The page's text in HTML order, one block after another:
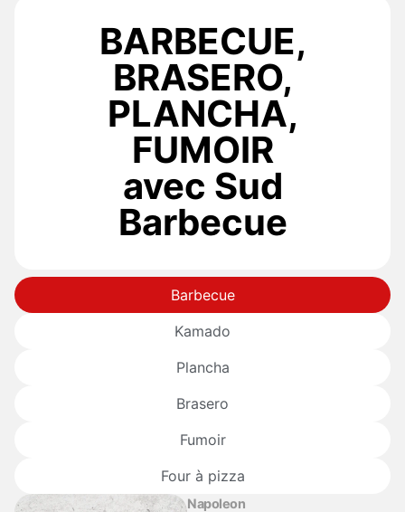
BARBECUE,
BRASERO,
PLANCHA,
FUMOIR
avec Sud
Barbecue
Barbecue
Kamado
Plancha
Brasero
Fumoir
Four à pizza
Napoleon